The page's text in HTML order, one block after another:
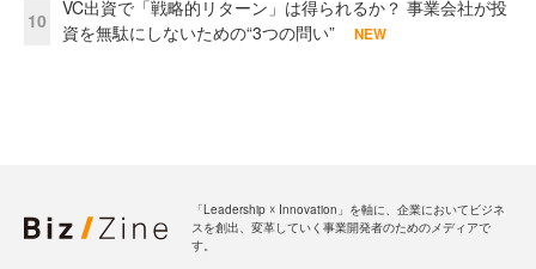
10
VC出資で「戦略的リターン」は得られるか？ 事業会社が投
資を無駄にしないための“3つの問い”
NEW
「Leadership ☓ Innovation」を軸に、企業においてビジネ
スを創出、変革していく事業開発者のためのメディアで
す。